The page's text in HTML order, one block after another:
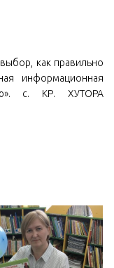
как правильно
информационная
с. КР. ХУТОРА